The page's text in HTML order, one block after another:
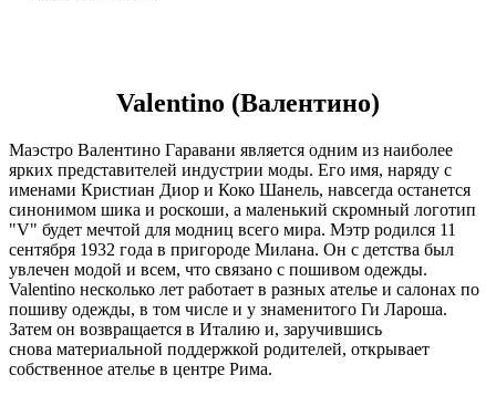
Valentino (Валентино)
Маэстро Валентино Гаравани является одним из наиболее
ярких представителей индустрии моды. Его имя, наряду с
именами Кристиан Диор и Коко Шанель, навсегда останется
синонимом шика и роскоши, а маленький скромный логотип
"V" будет мечтой для модниц всего мира. Мэтр родился 11
сентября 1932 года в пригороде Милана. Он с детства был
увлечен модой и всем, что связано с пошивом одежды.
Valentino несколько лет работает в разных ателье и салонах по
пошиву одежды, в том числе и у знаменитого Ги Лароша.
Затем он возвращается в Италию и, заручившись
снова материальной поддержкой родителей, открывает
собственное ателье в центре Рима.